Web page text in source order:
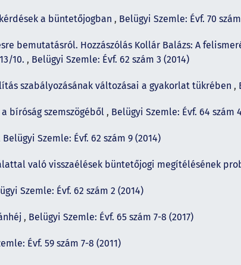
a büntetőjogban , Belügyi Szemle: Évf. 70
bemutatásról. Hozzászólás Kollár Balázs: A
10. , Belügyi Szemle: Évf. 62 szám 3 (2014)
szabályozásának változásai a gyakorlat tükrében ,
bíróság szemszögéből , Belügyi Szemle: Évf. 64 szám
Belügyi Szemle: Évf. 62 szám 9 (2014)
való visszaélések büntetőjogi megítélésének
Szemle: Évf. 62 szám 2 (2014)
, Belügyi Szemle: Évf. 65 szám 7-8 (2017)
Évf. 59 szám 7-8 (2011)